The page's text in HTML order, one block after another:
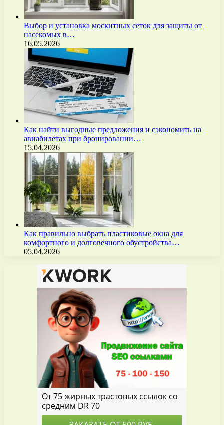
Выбор и установка москитных сеток для защиты от
насекомых в…
16.05.2026
Как найти выгодные предложения и сэкономить на
авиабилетах при бронировании…
15.04.2026
Как правильно выбрать пластиковые окна для
комфортного и долговечного обустройства…
05.04.2026